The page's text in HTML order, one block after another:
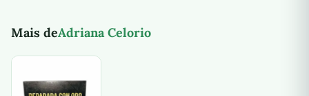
Mais deAdriana Celorio